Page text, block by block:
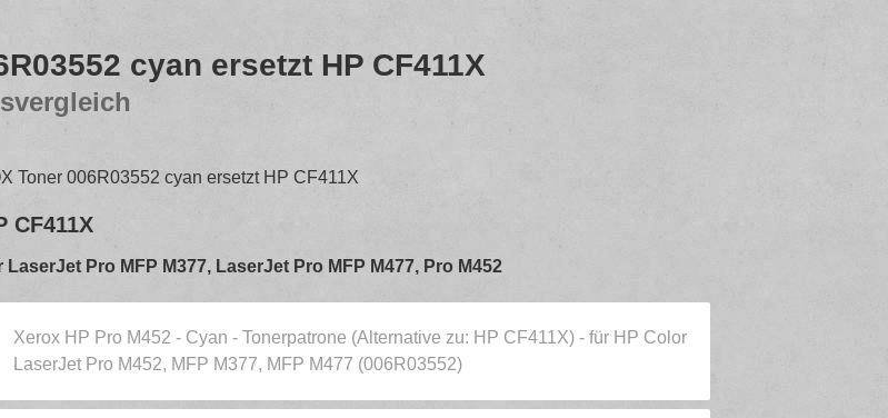
cyan ersetzt HP CF411X
Toner 006R03552 cyan ersetzt HP CF411X
CF411X
Pro MFP M377, LaserJet Pro MFP M477, Pro M452
Xerox HP Pro M452 - Cyan - Tonerpatrone (Alternative zu: HP CF411X) - für HP Color
LaserJet Pro M452, MFP M377, MFP M477 (006R03552)